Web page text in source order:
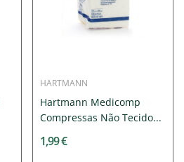
HARTMANN
Hartmann Medicomp
Compressas Não Tecido...
1,99 €